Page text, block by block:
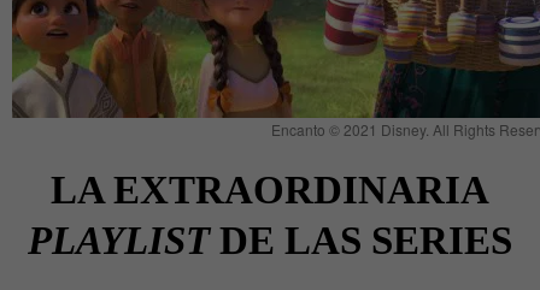
Encanto © 2021 Disney. All Rights
LA EXTRAORDINARIA
PLAYLISTDE LAS SERIES